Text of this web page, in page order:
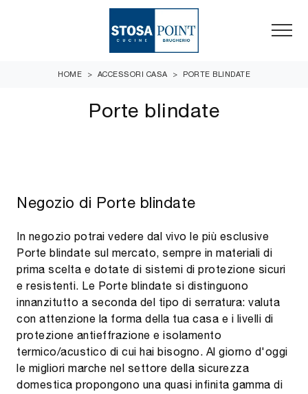
HOME > ACCESSORI CASA > PORTE BLINDATE
Porte blindate
Negozio di Porte blindate
In negozio potrai vedere dal vivo le più esclusive
Porte blindate sul mercato, sempre in materiali di
prima scelta e dotate di sistemi di protezione sicuri
e resistenti. Le Porte blindate si distinguono
innanzitutto a seconda del tipo di serratura: valuta
con attenzione la forma della tua casa e i livelli di
protezione antieffrazione e isolamento
termico/acustico di cui hai bisogno. Al giorno d'oggi
le migliori marche nel settore della sicurezza
domestica propongono una quasi infinita gamma di